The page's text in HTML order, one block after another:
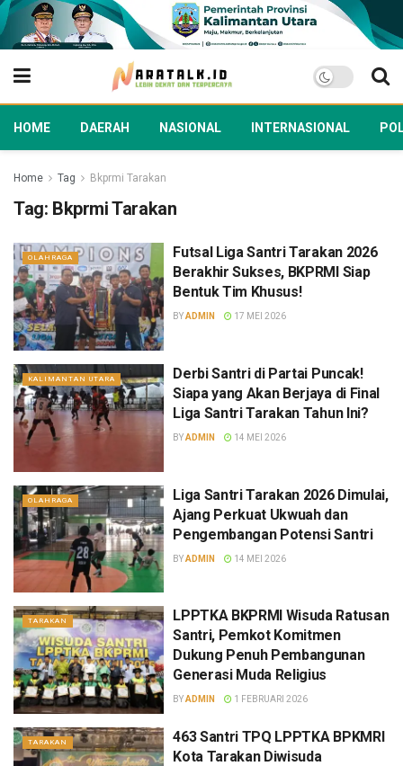
HOME DAERAH NASIONAL INTERNASIONAL
Home Tag Bkprmi Tarakan
Tag: Bkprmi Tarakan
OLAHRAGA
Futsal Liga Santri Tarakan 2026
Berakhir Sukses, BKPRMI Siap
Bentuk Tim Khusus!
BYADMIN 17 MEI 2026
KALIMANTAN UTARA
Derbi Santri di Partai Puncak!
Siapa yang Akan Berjaya di Final
Liga Santri Tarakan Tahun Ini?
BYADMIN 14 MEI 2026
OLAHRAGA
Liga Santri Tarakan 2026 Dimulai,
Ajang Perkuat Ukwuah dan
Pengembangan Potensi Santri
BYADMIN 14 MEI 2026
TARAKAN
LPPTKA BKPRMI Wisuda Ratusan
Santri, Pemkot Komitmen
Dukung Penuh Pembangunan
Generasi Muda Religius
BYADMIN 1 FEBRUARI 2026
TARAKAN
463 Santri TPQ LPPTKA BPKMRI
Kota Tarakan Diwisuda